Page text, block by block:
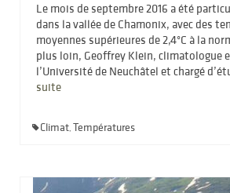
Le mois de septembre 2016 a été
dans la vallée de Chamonix, avec des
moyennes supérieures de 2,4°C à la
plus loin, Geoffrey Klein, climatologue
l’Université de Neuchâtel et chargé
suite­­
Climat, Températures